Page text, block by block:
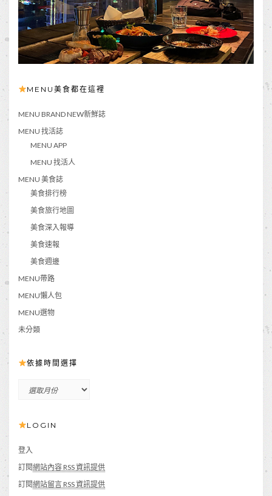
MENU美食都在這裡
MENU BRAND NEW新鮮誌
MENU 找活誌
MENU APP
MENU 找活人
MENU 美食誌
美食排行榜
美食旅行地圖
美食深入報導
美食速報
美食週邊
MENU帶路
MENU懶人包
MENU選物
未分類
依據時間選擇
間
擇
LOGIN
登入
訂閱網站內容 RSS 資訊提供
訂閱網站留言 RSS 資訊提供